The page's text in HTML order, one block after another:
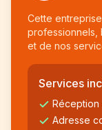
Cette
professionnels,
et de nos
Services
Adresse